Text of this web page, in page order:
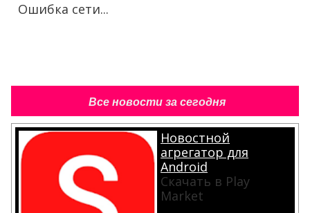
Ошибка сети...
Все новости за сегодня
Новостной
агрегатор для
Android
Скачать в Play
Market